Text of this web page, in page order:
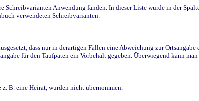
Anwendung fanden. In dieser Liste wurde in der
verwendeten Schreibvarianten.
dass nur in derartigen Fällen eine Abweichung zur
für den Taufpaten ein Vorbehalt gegeben. Überwiegend kann
B. eine Heirat, wurden nicht übernommen.